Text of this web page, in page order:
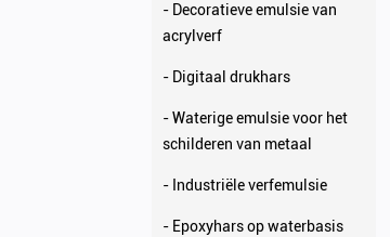
- Decoratieve emulsie van
acrylverf
- Digitaal drukhars
- Waterige emulsie voor het
schilderen van metaal
- Industriële verfemulsie
- Epoxyhars op waterbasis